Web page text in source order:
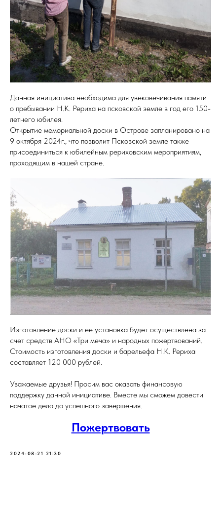
Данная инициатива необходима для увековечивания памяти
о пребывании Н.К. Рериха на псковской земле в год его 150-
летнего юбилея.
Открытие мемориальной доски в Острове запланировано на
9 октября 2024г., что позволит Псковской земле также
присоединиться к юбилейным рериховским мероприятиям,
проходящим в нашей стране.
Изготовление доски и ее установка будет осуществлена за
счет средств АНО «Три меча» и народных пожертвований.
Стоимость изготовления доски и барельефа Н.К. Рериха
составляет 120 000 рублей.
Уважаемые друзья! Просим вас оказать финансовую
поддержку данной инициативе. Вместе мы сможем довести
начатое дело до успешного завершения.
Пожертвовать
2024-08-21 21:30